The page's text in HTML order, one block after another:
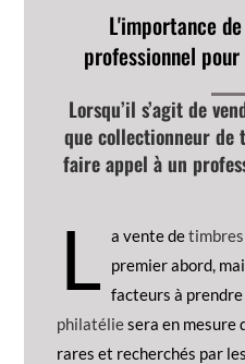
L'importance
professionnel
Lorsqu’il s’agit de
que collectionneur de
faire appel à un
L a vente detimbres
premier abord,
facteurs à
philatéliesera en
rares et recherchés par